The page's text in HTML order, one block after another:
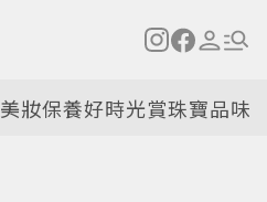
美妝保養好時光賞珠寶品味